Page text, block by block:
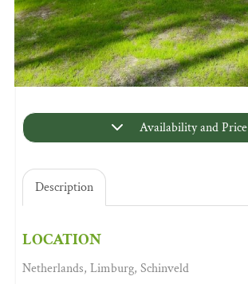
Availability and Price
Description
LOCATION
Netherlands, Limburg, Schinveld